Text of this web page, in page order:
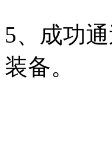
5、成功
装备。